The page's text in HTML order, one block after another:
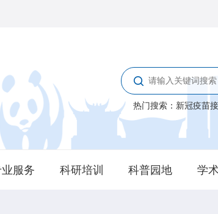
热门搜索 ： 新冠疫苗
服务 科研培训 科普园地 学